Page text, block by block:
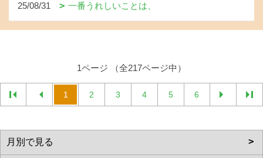
25/08/31 一番うれしいことは、
1ページ （全217ページ中）
1 2 3 4 5 6